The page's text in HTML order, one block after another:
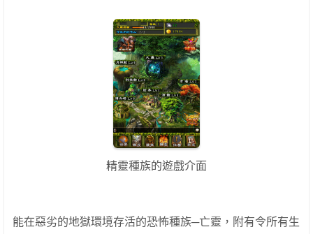
精靈種族的遊戲介面
能在惡劣的地獄環境存活的恐怖種族─亡靈，附有令所有生